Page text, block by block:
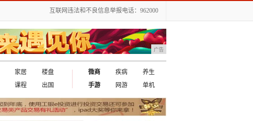
互联网违法和不良信息举报电话：962000
广告
家居
楼盘
课程 出国
微商 疾病
养生
手游
网游 单机